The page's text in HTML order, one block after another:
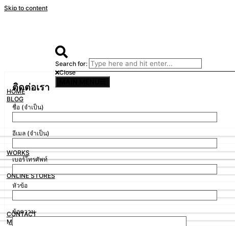
Skip to content
Search for:
Close
HOME
BLOG
WORKS
ONLINE STORES
CONTACT
MY ACCOUNT
ติดต่อเรา
ชื่อ (จำเป็น)
อีเมล (จำเป็น)
เบอร์โทรศัพท์
หัวข้อ
ข้อความ